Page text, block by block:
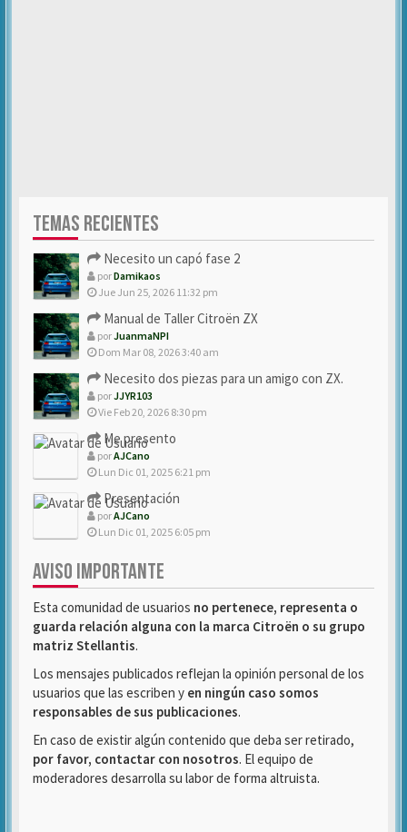
TEMAS RECIENTES
Necesito un capó fase 2
porDamikaos
Jue Jun 25, 2026 11:32 pm
Manual de Taller Citroën ZX
porJuanmaNPI
Dom Mar 08, 2026 3:40 am
Necesito dos piezas para un amigo con ZX.
porJJYR103
Vie Feb 20, 2026 8:30 pm
Me presento
porAJCano
Lun Dic 01, 2025 6:21 pm
Presentación
porAJCano
Lun Dic 01, 2025 6:05 pm
AVISO IMPORTANTE
Esta comunidad de usuarios no pertenece, representa o
guarda relación alguna con la marca Citroën o su grupo
matriz Stellantis.
Los mensajes publicados reflejan la opinión personal de los
usuarios que las escriben y en ningún caso somos
responsables de sus publicaciones.
En caso de existir algún contenido que deba ser retirado,
por favor, contactar con nosotros. El equipo de
moderadores desarrolla su labor de forma altruista.